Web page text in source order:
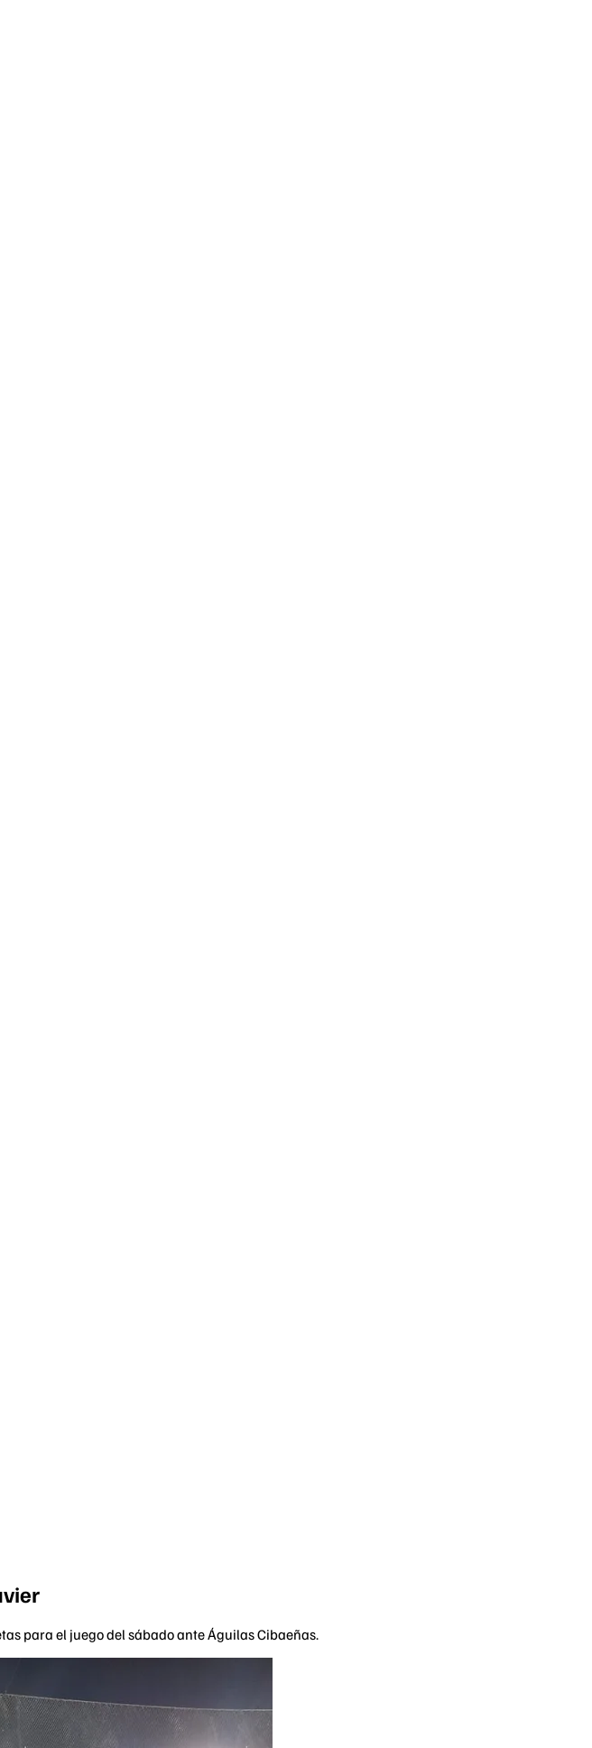
para el juego del sábado ante Águilas Cibaeñas.